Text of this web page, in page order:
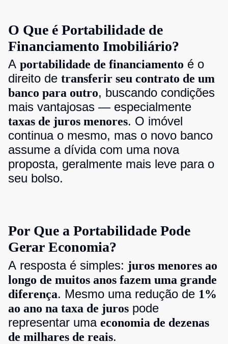
O Que é Portabilidade de
Financiamento Imobiliário?
A portabilidade de financiamento é o
direito de transferir seu contrato de um
banco para outro, buscando condições
mais vantajosas — especialmente
taxas de juros menores. O imóvel
continua o mesmo, mas o novo banco
assume a dívida com uma nova
proposta, geralmente mais leve para o
seu bolso.
Por Que a Portabilidade Pode
Gerar Economia?
A resposta é simples: juros menores ao
longo de muitos anos fazem uma grande
diferença. Mesmo uma redução de 1%
ao ano na taxa de juros pode
representar uma economia de dezenas
de milhares de reais.